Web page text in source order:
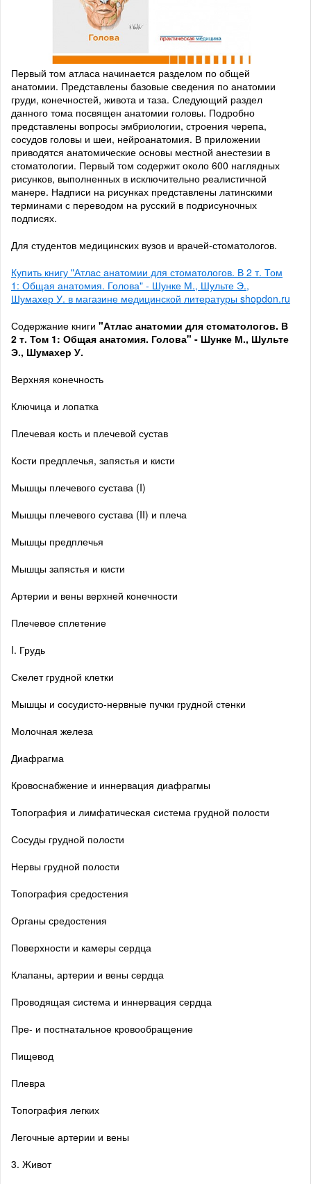
Первый том атласа начинается разделом по общей
анатомии. Представлены базовые сведения по анатомии
груди, конечностей, живота и таза. Следующий раздел
данного тома посвящен анатомии головы. Подробно
представлены вопросы эмбриологии, строения черепа,
сосудов головы и шеи, нейроанатомия. В приложении
приводятся анатомические основы местной анестезии в
стоматологии. Первый том содержит около 600 наглядных
рисунков, выполненных в исключительно реалистичной
манере. Надписи на рисунках представлены латинскими
терминами с переводом на русский в подрисуночных
подписях.
Для студентов медицинских вузов и врачей-стоматологов.
Купить книгу "Атлас анатомии для стоматологов. В 2 т. Том
1: Общая анатомия. Голова" - Шунке М., Шульте Э.,
Шумахер У. в магазине медицинской литературы shopdon.ru
Содержание книги "Атлас анатомии для стоматологов. В
2 т. Том 1: Общая анатомия. Голова" - Шунке М., Шульте
Э., Шумахер У.
Верхняя конечность
Ключица и лопатка
Плечевая кость и плечевой сустав
Кости предплечья, запястья и кисти
Мышцы плечевого сустава (I)
Мышцы плечевого сустава (II) и плеча
Мышцы предплечья
Мышцы запястья и кисти
Артерии и вены верхней конечности
Плечевое сплетение
I. Грудь
Скелет грудной клетки
Мышцы и сосудисто-нервные пучки грудной стенки
Молочная железа
Диафрагма
Кровоснабжение и иннервация диафрагмы
Топография и лимфатическая система грудной полости
Сосуды грудной полости
Нервы грудной полости
Топография средостения
Органы средостения
Поверхности и камеры сердца
Клапаны, артерии и вены сердца
Проводящая система и иннервация сердца
Пре- и постнатальное кровообращение
Пищевод
Плевра
Топография легких
Легочные артерии и вены
3. Живот